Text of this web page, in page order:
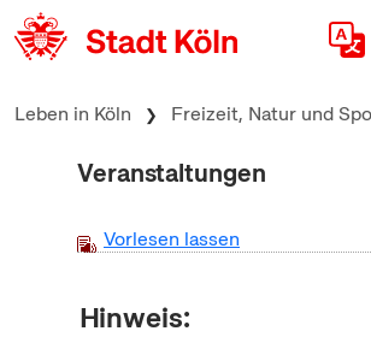
zum Inhalt springen
Leben in Köln Freizeit, Natur und
Veranstaltungen
Vorlesen lassen
Hinweis: